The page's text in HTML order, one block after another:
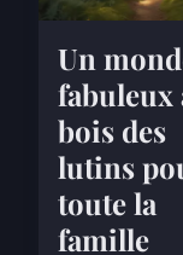
Un
fabuleux
bois des
lutins
toute la
famille